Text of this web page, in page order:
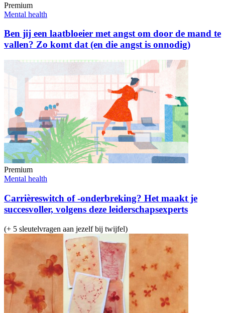
Premium
Mental health
Ben jij een laatbloeier met angst om door de mand te
vallen? Zo komt dat (en die angst is onnodig)
Premium
Mental health
Carrièreswitch of -onderbreking? Het maakt je
succesvoller, volgens deze leiderschapsexperts
(+ 5 sleutelvragen aan jezelf bij twijfel)